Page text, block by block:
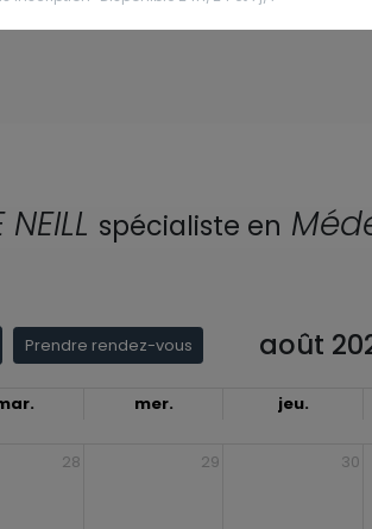
spécialiste en
Prendre rendez-vous août
mer. jeu.
28 29 30